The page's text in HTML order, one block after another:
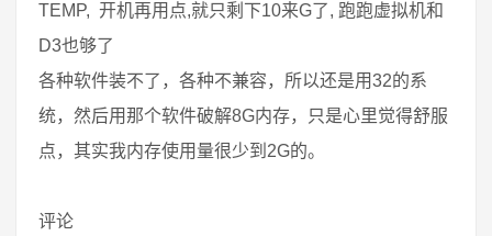
TEMP, 开机再用点,就只剩下10来G了, 跑跑虚拟机和
D3也够了
各种软件装不了，各种不兼容，所以还是用32的系
统，然后用那个软件破解8G内存，只是心里觉得舒服
点，其实我内存使用量很少到2G的。
评论